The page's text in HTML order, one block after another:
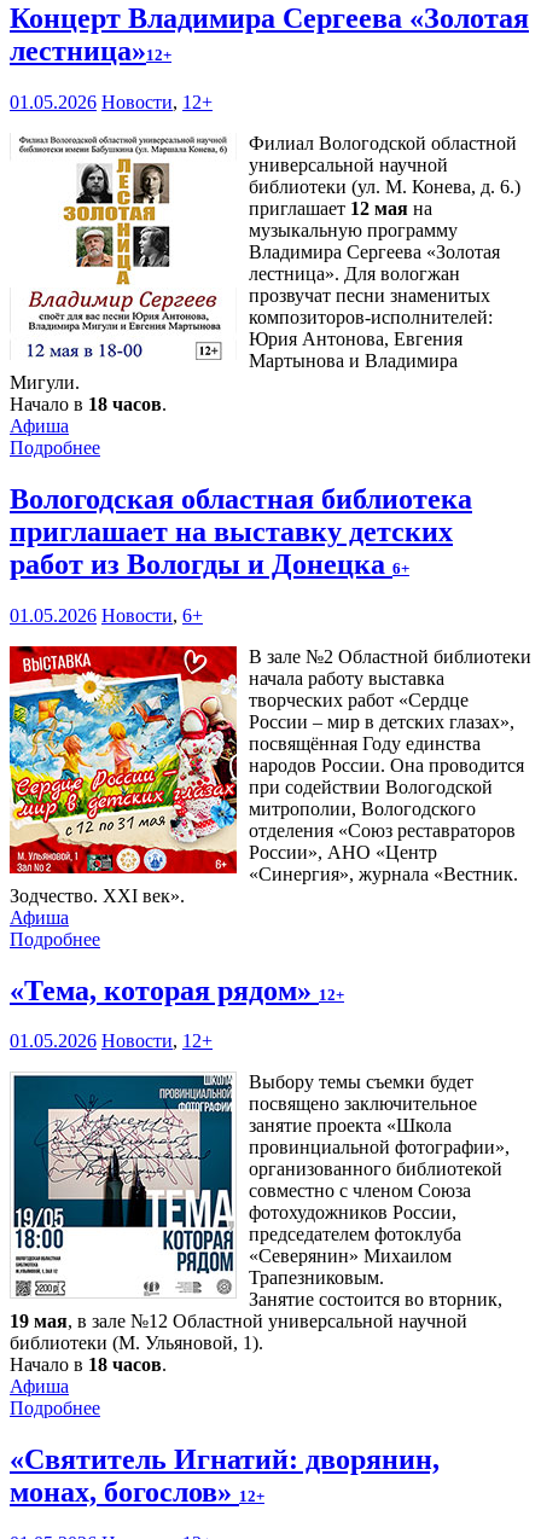
Концерт Владимира Сергеева «Золотая
лестница»12+
01.05.2026 Новости, 12+
Филиал Вологодской областной
универсальной научной
библиотеки (ул. М. Конева, д. 6.)
приглашает 12 мая на
музыкальную программу
Владимира Сергеева «Золотая
лестница». Для вологжан
прозвучат песни знаменитых
композиторов-исполнителей:
Юрия Антонова, Евгения
Мартынова и Владимира
Мигули.
Начало в 18 часов.
Афиша
Подробнее
Вологодская областная библиотека
приглашает на выставку детских
работ из Вологды и Донецка 6+
01.05.2026 Новости, 6+
В зале №2 Областной библиотеки
начала работу выставка
творческих работ «Сердце
России – мир в детских глазах»,
посвящённая Году единства
народов России. Она проводится
при содействии Вологодской
митрополии, Вологодского
отделения «Союз реставраторов
России», АНО «Центр
«Синергия», журнала «Вестник.
Зодчество. XXI век».
Афиша
Подробнее
«Тема, которая рядом» 12+
01.05.2026 Новости, 12+
Выбору темы съемки будет
посвящено заключительное
занятие проекта «Школа
провинциальной фотографии»,
организованного библиотекой
совместно с членом Союза
фотохудожников России,
председателем фотоклуба
«Северянин» Михаилом
Трапезниковым.
Занятие состоится во вторник,
19 мая, в зале №12 Областной универсальной научной
библиотеки (М. Ульяновой, 1).
Начало в 18 часов.
Афиша
Подробнее
«Святитель Игнатий: дворянин,
монах, богослов» 12+